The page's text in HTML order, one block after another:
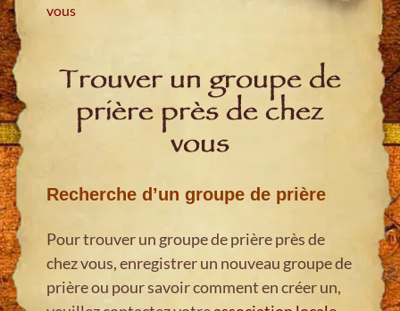
vous
Trouver un groupe de
prière près de chez
vous
Recherche d’un groupe de prière
Pour trouver un groupe de prière près de
chez vous, enregistrer un nouveau groupe de
prière ou pour savoir comment en créer un,